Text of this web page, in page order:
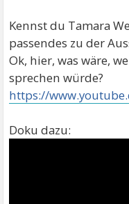
Kennst du Tamara
passendes zu der
Ok, hier, was wäre,
sprechen würde?
https://
Doku dazu: